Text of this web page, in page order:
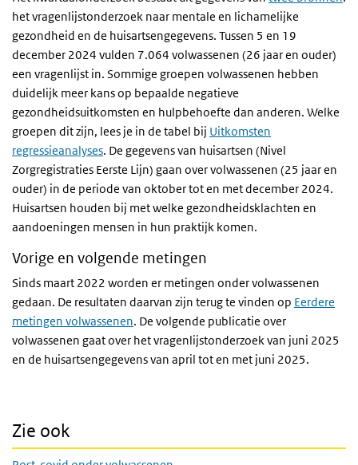
het vragenlijstonderzoek naar mentale en lichamelijke
gezondheid en de huisartsengegevens. Tussen 5 en 19
december 2024 vulden 7.064 volwassenen (26 jaar en ouder)
een vragenlijst in. Sommige groepen volwassenen hebben
duidelijk meer kans op bepaalde negatieve
gezondheidsuitkomsten en hulpbehoefte dan anderen. Welke
groepen dit zijn, lees je in de tabel bij Uitkomsten
regressieanalyses. De gegevens van huisartsen (Nivel
Zorgregistraties Eerste Lijn) gaan over volwassenen (25 jaar en
ouder) in de periode van oktober tot en met december 2024.
Huisartsen houden bij met welke gezondheidsklachten en
aandoeningen mensen in hun praktijk komen.
Vorige en volgende metingen
Sinds maart 2022 worden er metingen onder volwassenen
gedaan. De resultaten daarvan zijn terug te vinden op Eerdere
metingen volwassenen. De volgende publicatie over
volwassenen gaat over het vragenlijstonderzoek van juni 2025
en de huisartsengegevens van april tot en met juni 2025.
Zie ook